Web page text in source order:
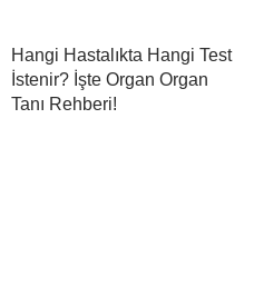
Hangi Hastalıkta Hangi Test
İstenir? İşte Organ Organ
Tanı Rehberi!